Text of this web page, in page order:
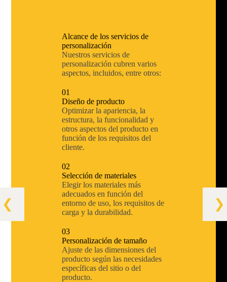
Alcance de los servicios de
personalización
Nuestros servicios de
personalización cubren varios
aspectos, incluidos, entre otros:
01
Diseño de producto
Optimizar la apariencia, la
estructura, la funcionalidad y
otros aspectos del producto en
función de los requisitos del
cliente.
02
Selección de materiales
Elegir los materiales más
adecuados en función del
entorno de uso, los requisitos de
carga y la durabilidad.
03
Personalización de tamaño
Ajuste de las dimensiones del
producto según las necesidades
específicas del sitio o del
producto.